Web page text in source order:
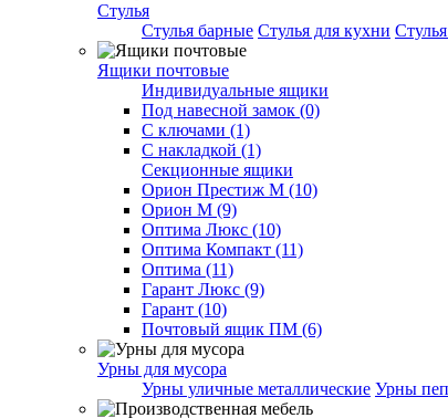
Стулья
Стулья барные Стулья для кухни
Ящики почтовые
Индивидуальные ящики
Под навесной замок (0)
С ключами (1)
С накладкой (1)
Секционные ящики
Орион Престиж М (10)
Орион М (9)
Оптима Люкс (10)
Оптима Компакт (11)
Оптима (11)
Гарант Люкс (9)
Гарант (10)
Почтовый ящик ПМ (6)
Урны для мусора
Урны уличные металлические Урны